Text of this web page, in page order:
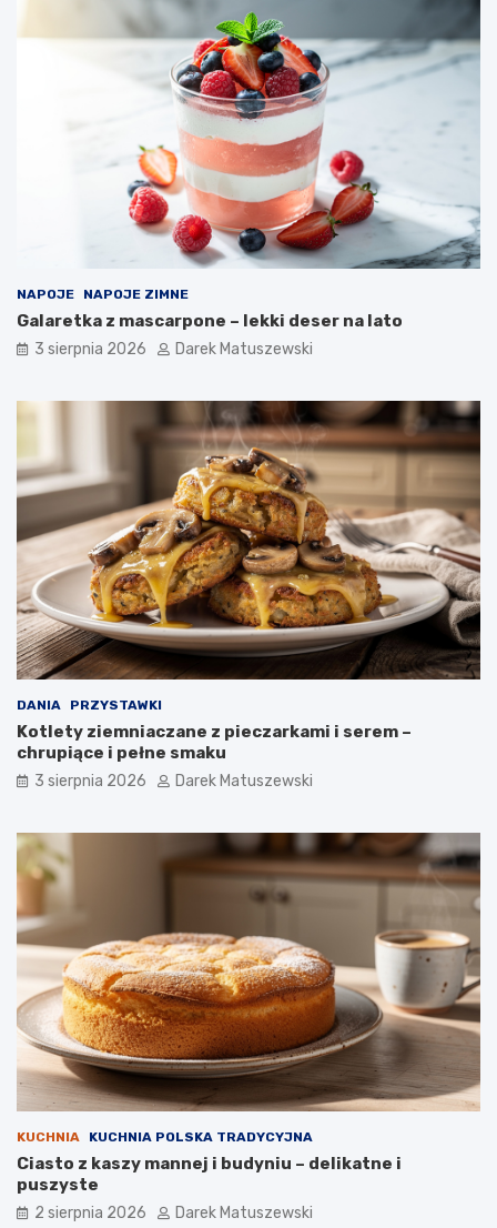
NAPOJE NAPOJE ZIMNE
Galaretka z mascarpone – lekki deser na lato
3 sierpnia 2026 Darek Matuszewski
DANIA PRZYSTAWKI
Kotlety ziemniaczane z pieczarkami i serem –
chrupiące i pełne smaku
3 sierpnia 2026 Darek Matuszewski
KUCHNIA KUCHNIA POLSKA TRADYCYJNA
Ciasto z kaszy mannej i budyniu – delikatne i
puszyste
2 sierpnia 2026 Darek Matuszewski